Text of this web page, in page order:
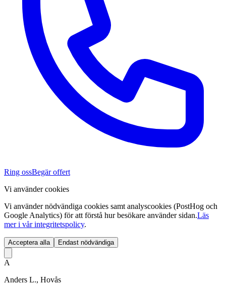
Ring ossBegär offert
Vi använder cookies
Vi använder nödvändiga cookies samt analyscookies (PostHog och
Google Analytics) för att förstå hur besökare använder sidan.Läs
mer i vår integritetspolicy.
Acceptera alla Endast nödvändiga
A
Anders L., Hovås